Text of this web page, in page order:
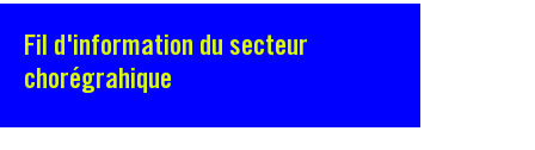
Fil d'information du secteur
chorégrahique